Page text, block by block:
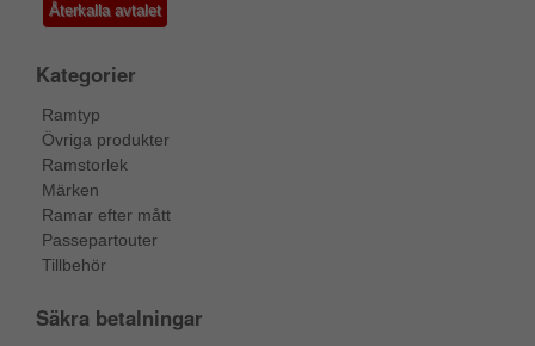
Återkalla avtalet
Kategorier
Ramtyp
Övriga produkter
Ramstorlek
Märken
Ramar efter mått
Passepartouter
Tillbehör
Säkra betalningar